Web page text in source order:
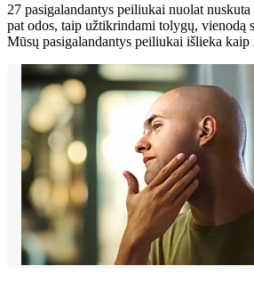
27 pasigalandantys peiliukai nuolat
pat odos, taip užtikrindami tolygų, vienodą
Mūsų pasigalandantys peiliukai išlieka kaip